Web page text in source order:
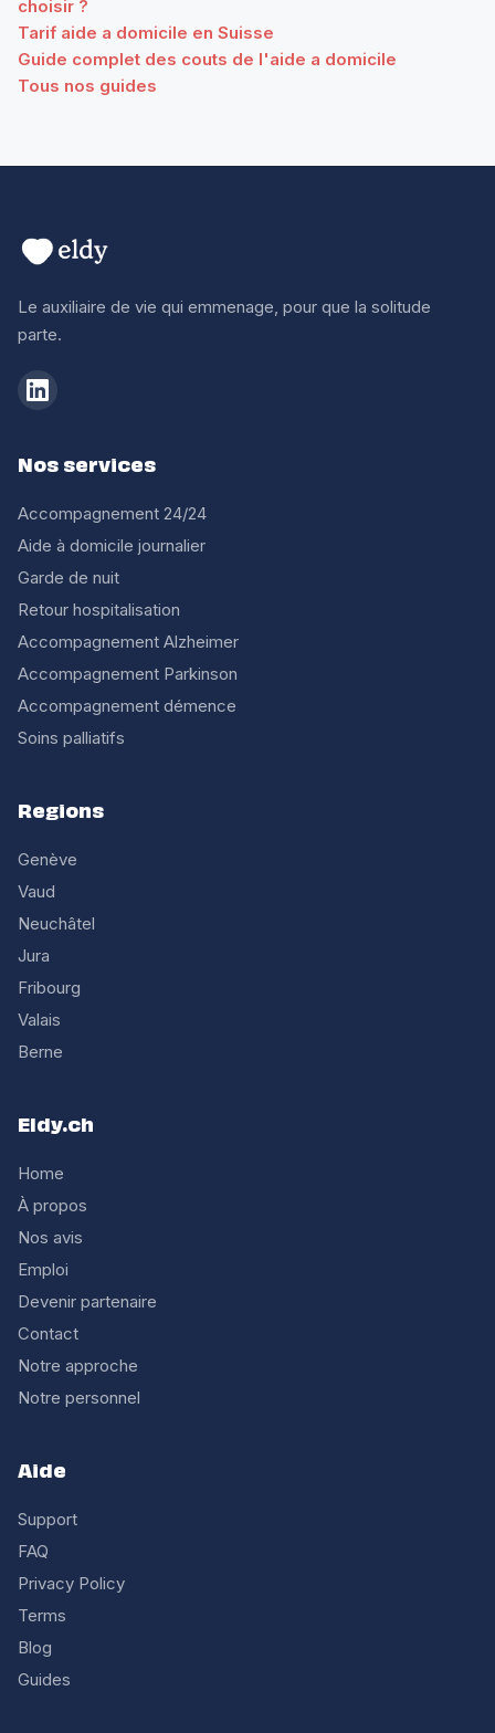
choisir ?
Tarif aide a domicile en Suisse
Guide complet des couts de l'aide a domicile
Tous nos guides
Le auxiliaire de vie qui emmenage, pour que la solitude
parte.
Nos services
Accompagnement 24/24
Aide à domicile journalier
Garde de nuit
Retour hospitalisation
Accompagnement Alzheimer
Accompagnement Parkinson
Accompagnement démence
Soins palliatifs
Regions
Genève
Vaud
Neuchâtel
Jura
Fribourg
Valais
Berne
Eldy.ch
Home
À propos
Nos avis
Emploi
Devenir partenaire
Contact
Notre approche
Notre personnel
Aide
Support
FAQ
Privacy Policy
Terms
Blog
Guides